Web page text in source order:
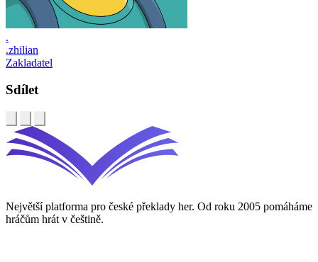
.
.zhilian
Zakladatel
Sdílet
Největší platforma pro české překlady her. Od roku 2005 pomáháme
hráčům hrát v češtině.